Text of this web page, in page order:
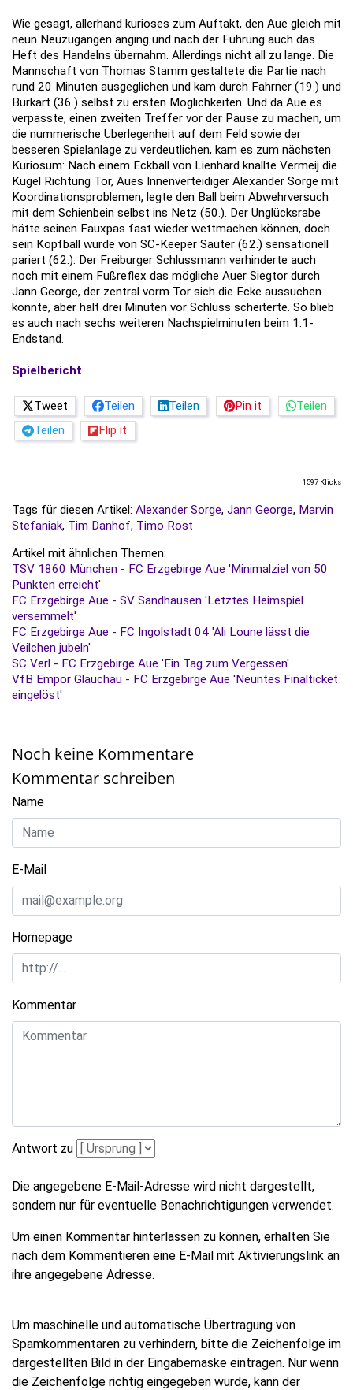
Wie gesagt, allerhand kurioses zum Auftakt, den Aue gleich mit
neun Neuzugängen anging und nach der Führung auch das
Heft des Handelns übernahm. Allerdings nicht all zu lange. Die
Mannschaft von Thomas Stamm gestaltete die Partie nach
rund 20 Minuten ausgeglichen und kam durch Fahrner (19.) und
Burkart (36.) selbst zu ersten Möglichkeiten. Und da Aue es
verpasste, einen zweiten Treffer vor der Pause zu machen, um
die nummerische Überlegenheit auf dem Feld sowie der
besseren Spielanlage zu verdeutlichen, kam es zum nächsten
Kuriosum: Nach einem Eckball von Lienhard knallte Vermeij die
Kugel Richtung Tor, Aues Innenverteidiger Alexander Sorge mit
Koordinationsproblemen, legte den Ball beim Abwehrversuch
mit dem Schienbein selbst ins Netz (50.). Der Unglücksrabe
hätte seinen Fauxpas fast wieder wettmachen können, doch
sein Kopfball wurde von SC-Keeper Sauter (62.) sensationell
pariert (62.). Der Freiburger Schlussmann verhinderte auch
noch mit einem Fußreflex das mögliche Auer Siegtor durch
Jann George, der zentral vorm Tor sich die Ecke aussuchen
konnte, aber halt drei Minuten vor Schluss scheiterte. So blieb
es auch nach sechs weiteren Nachspielminuten beim 1:1-
Endstand.
Spielbericht
Tweet Teilen Teilen Pin it
Teilen
Teilen
Flip it
1597 Klicks
Tags für diesen Artikel: Alexander Sorge, Jann George, Marvin
Stefaniak, Tim Danhof, Timo Rost
Artikel mit ähnlichen Themen:
TSV 1860 München - FC Erzgebirge Aue 'Minimalziel von 50
Punkten erreicht'
FC Erzgebirge Aue - SV Sandhausen 'Letztes Heimspiel
versemmelt'
FC Erzgebirge Aue - FC Ingolstadt 04 'Ali Loune lässt die
Veilchen jubeln'
SC Verl - FC Erzgebirge Aue 'Ein Tag zum Vergessen'
VfB Empor Glauchau - FC Erzgebirge Aue 'Neuntes Finalticket
eingelöst'
Noch keine Kommentare
Kommentar schreiben
Name
E-Mail
Homepage
Kommentar
Antwort zu
Die angegebene E-Mail-Adresse wird nicht dargestellt,
sondern nur für eventuelle Benachrichtigungen verwendet.
Um einen Kommentar hinterlassen zu können, erhalten Sie
nach dem Kommentieren eine E-Mail mit Aktivierungslink an
ihre angegebene Adresse.
Um maschinelle und automatische Übertragung von
Spamkommentaren zu verhindern, bitte die Zeichenfolge im
dargestellten Bild in der Eingabemaske eintragen. Nur wenn
die Zeichenfolge richtig eingegeben wurde, kann der